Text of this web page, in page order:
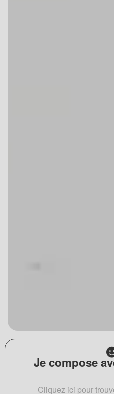
Je compose
Cliquez ici pour